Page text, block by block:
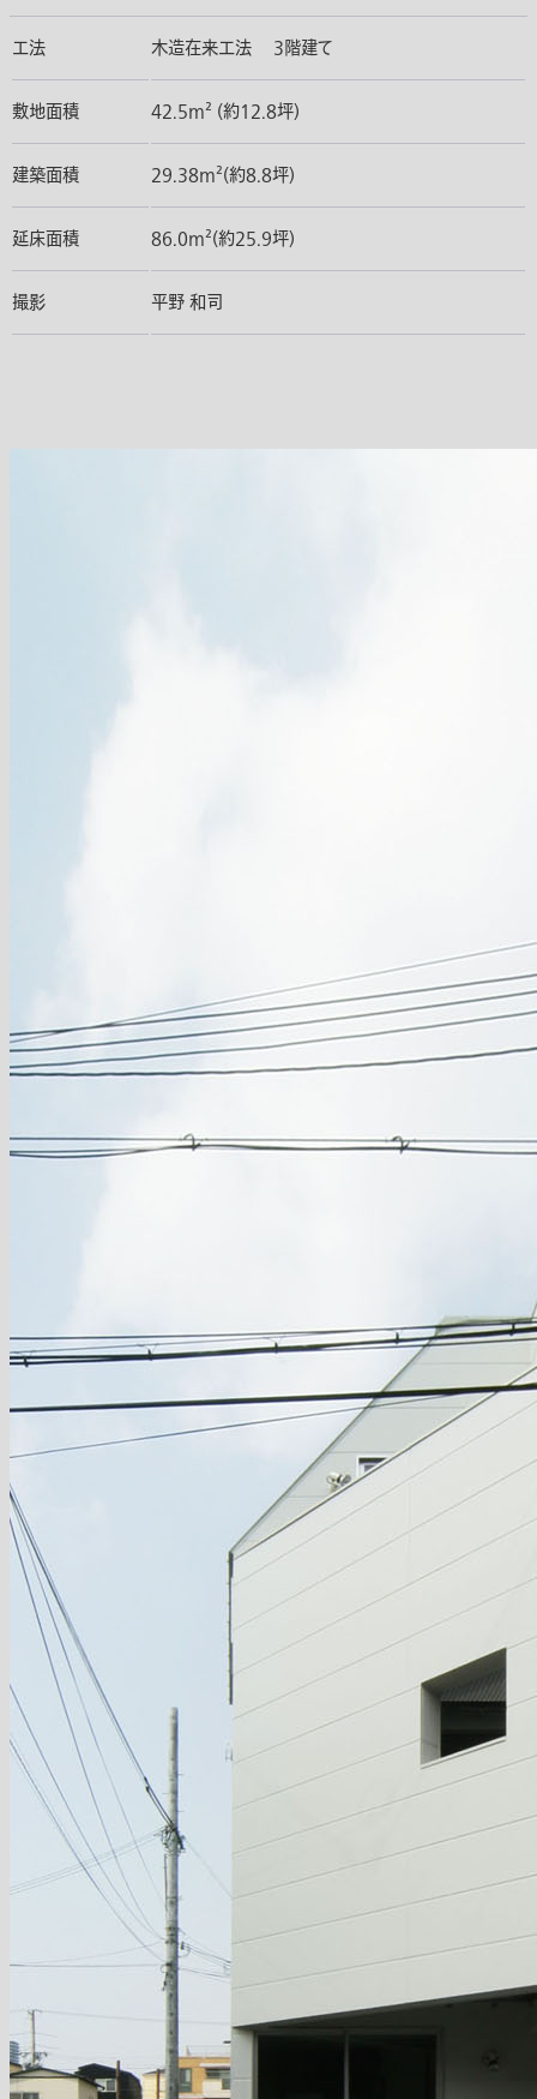
工法 木造在来工法 3階建て
敷地面積 42.5m² (約12.8坪)
建築面積 29.38m²(約8.8坪)
延床面積 86.0m²(約25.9坪)
撮影 平野 和司